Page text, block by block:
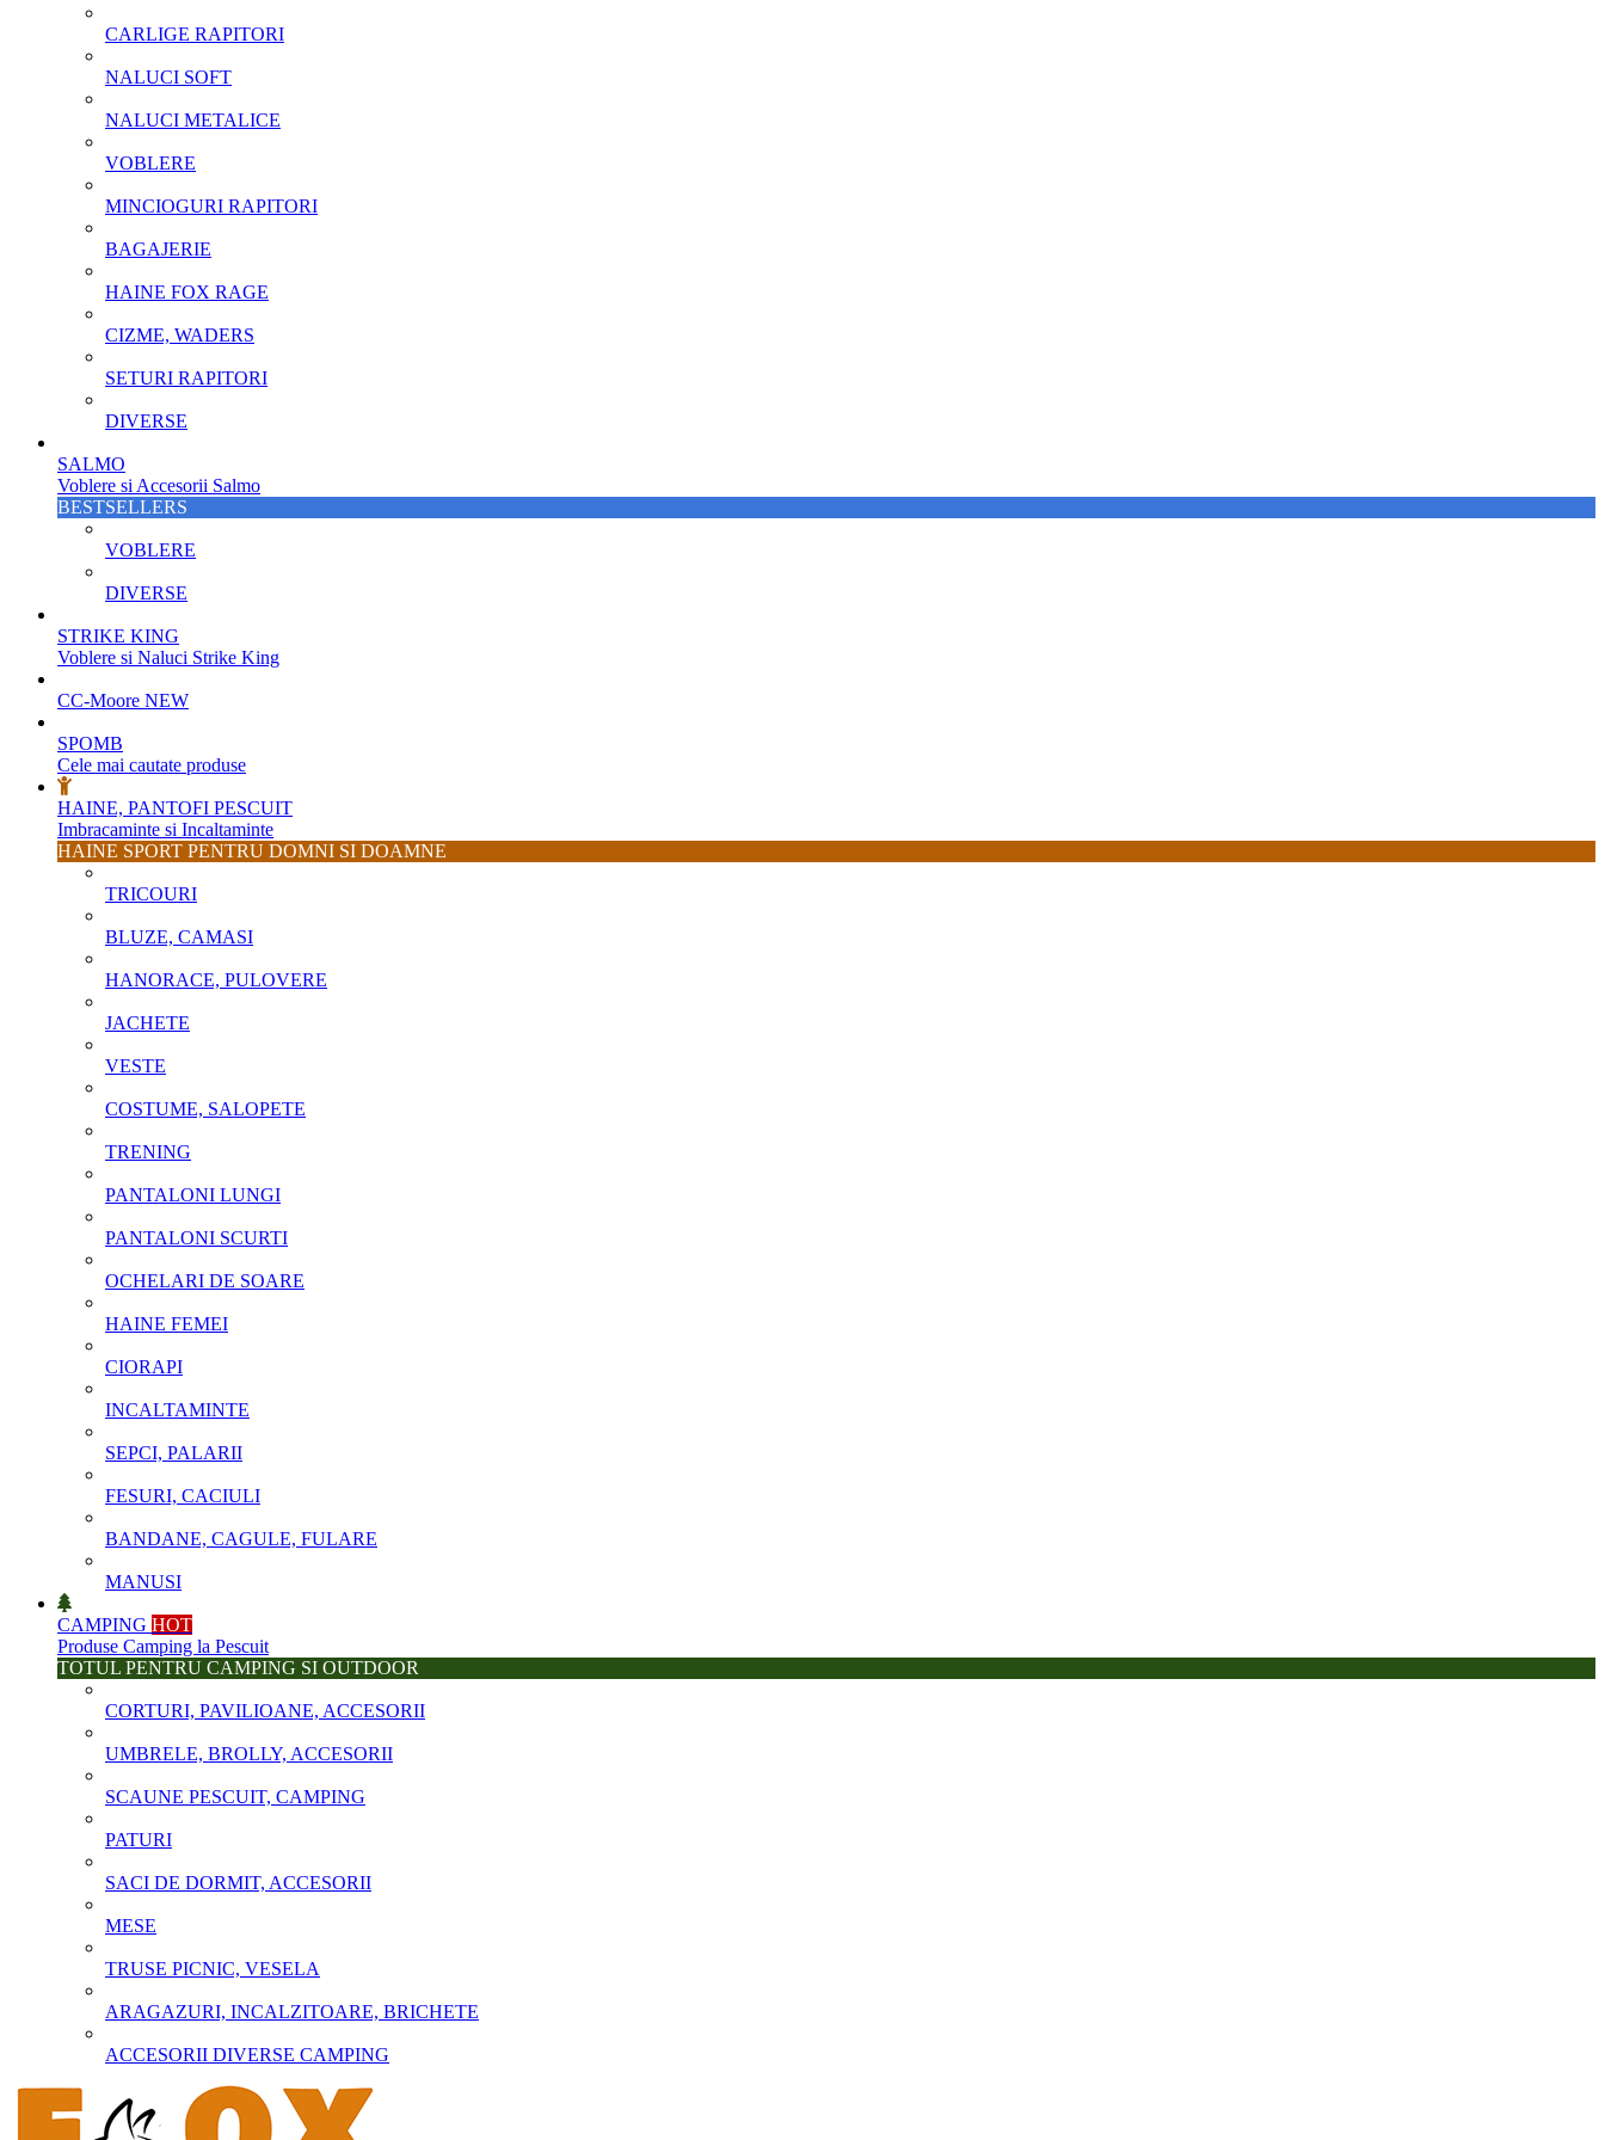
CARLIGE RAPITORI
NALUCI SOFT
NALUCI METALICE
VOBLERE
MINCIOGURI RAPITORI
BAGAJERIE
HAINE FOX RAGE
CIZME, WADERS
SETURI RAPITORI
DIVERSE
SALMO
Voblere si Accesorii Salmo
BESTSELLERS
VOBLERE
DIVERSE
STRIKE KING
Voblere si Naluci Strike King
CC-Moore NEW
SPOMB
Cele mai cautate produse
HAINE, PANTOFI PESCUIT
Imbracaminte si Incaltaminte
HAINE SPORT PENTRU DOMNI SI DOAMNE
TRICOURI
BLUZE, CAMASI
HANORACE, PULOVERE
JACHETE
VESTE
COSTUME, SALOPETE
TRENING
PANTALONI LUNGI
PANTALONI SCURTI
OCHELARI DE SOARE
HAINE FEMEI
CIORAPI
INCALTAMINTE
SEPCI, PALARII
FESURI, CACIULI
BANDANE, CAGULE, FULARE
MANUSI
CAMPING HOT
Produse Camping la Pescuit
TOTUL PENTRU CAMPING SI OUTDOOR
CORTURI, PAVILIOANE, ACCESORII
UMBRELE, BROLLY, ACCESORII
SCAUNE PESCUIT, CAMPING
PATURI
SACI DE DORMIT, ACCESORII
MESE
TRUSE PICNIC, VESELA
ARAGAZURI, INCALZITOARE, BRICHETE
ACCESORII DIVERSE CAMPING